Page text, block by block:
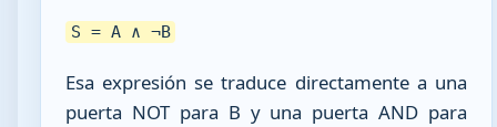
S = A ∧ ¬B
Esa expresión se traduce directamente a una
puerta NOT para B y una puerta AND para